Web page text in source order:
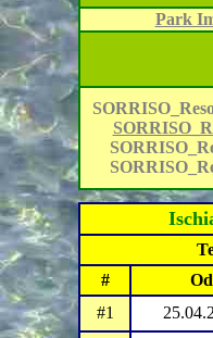
Park
#
Od
#1